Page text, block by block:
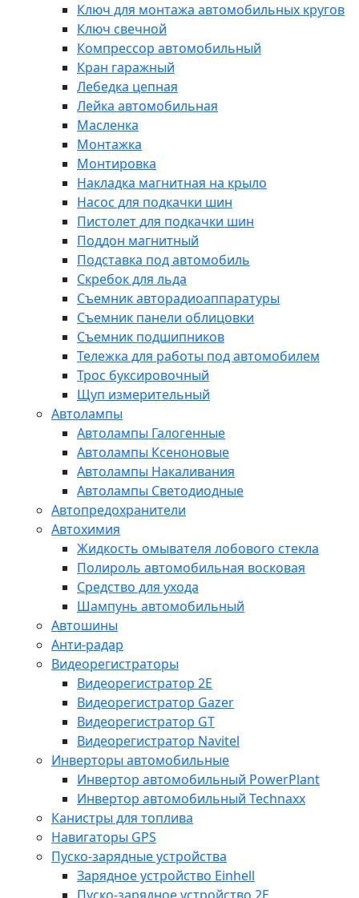
Ключ для монтажа автомобильных кругов
Ключ свечной
Компрессор автомобильный
Кран гаражный
Лебедка цепная
Лейка автомобильная
Масленка
Монтажка
Монтировка
Накладка магнитная на крыло
Насос для подкачки шин
Пистолет для подкачки шин
Поддон магнитный
Подставка под автомобиль
Скребок для льда
Съемник авторадиоаппаратуры
Съемник панели облицовки
Съемник подшипников
Тележка для работы под автомобилем
Трос буксировочный
Щуп измерительный
Автолампы
Автолампы Галогенные
Автолампы Ксеноновые
Автолампы Накаливания
Автолампы Светодиодные
Автопредохранители
Автохимия
Жидкость омывателя лобового стекла
Полироль автомобильная восковая
Средство для ухода
Шампунь автомобильный
Автошины
Анти-радар
Видеорегистраторы
Видеорегистратор 2E
Видеорегистратор Gazer
Видеорегистратор GT
Видеорегистратор Navitel
Инверторы автомобильные
Инвертор автомобильный PowerPlant
Инвертор автомобильный Technaxx
Канистры для топлива
Навигаторы GPS
Пуско-зарядные устройства
Зарядное устройство Einhell